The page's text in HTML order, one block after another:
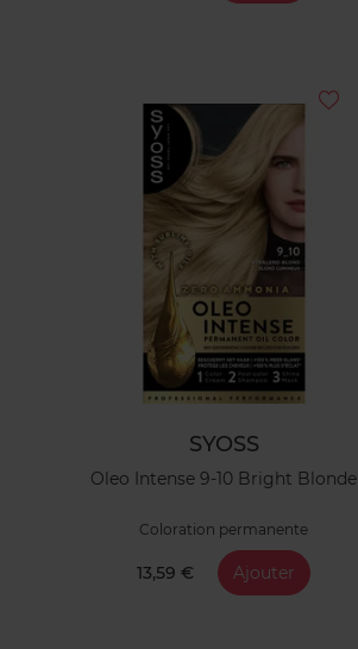
SYOSS
Oleo Intense 9-10 Bright Blonde
Coloration permanente
13,59 € Ajouter